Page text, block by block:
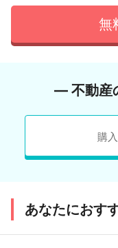
無
― 不動産
購
あなたにおす